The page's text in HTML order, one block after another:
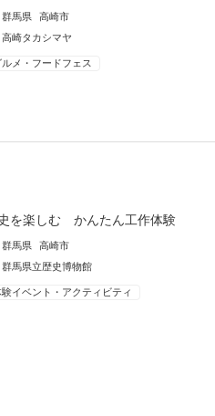
群馬県
高崎市
高崎タカシマヤ
ルメ・フードフェス
を楽しむ かんたん工作体験
群馬県
高崎市
群馬県立歴史博物館
験イベント・アクティビティ